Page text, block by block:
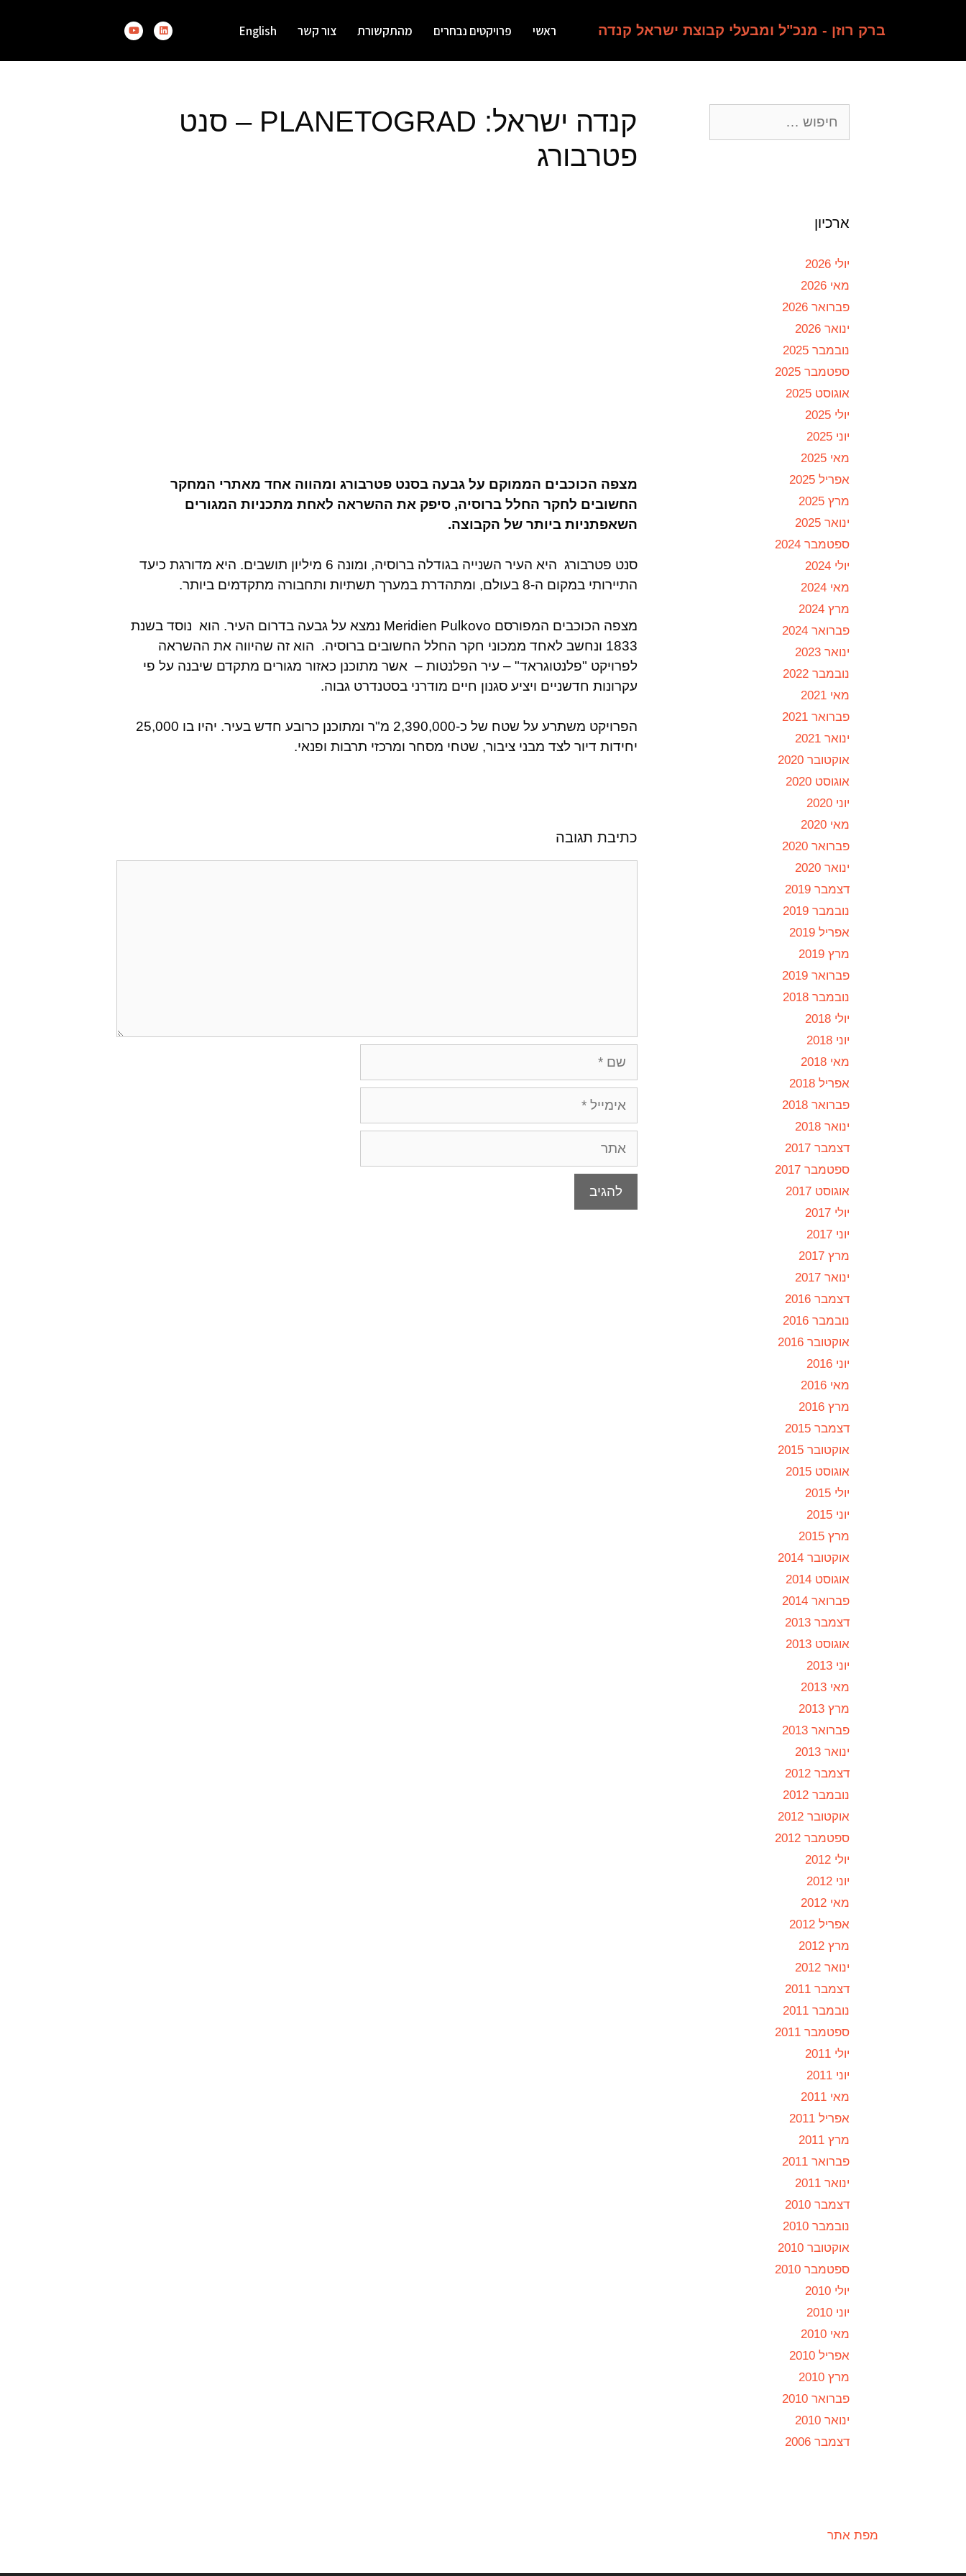
ברק רוזן - מנכ"ל ומבעלי קבוצת ישראל קנדה ראשי פרויקטים נבחרים מהתקשורת צור קשר English
קנדה ישראל: PLANETOGRAD – סנט
פטרבורג
מצפה הכוכבים הממוקם על גבעה בסנט פטרבורג ומהווה אחד מאתרי המחקר
החשובים לחקר החלל ברוסיה, סיפק את ההשראה לאחת מתכניות המגורים
השאפתניות ביותר של הקבוצה.
סנט פטרבורג היא העיר השנייה בגודלה ברוסיה, ומונה 6 מיליון תושבים. היא מדורגת כיעד
התיירותי במקום ה-8 בעולם, ומתהדרת במערך תשתיות ותחבורה מתקדמים ביותר.
מצפה הכוכבים המפורסם Meridien Pulkovo נמצא על גבעה בדרום העיר. הוא נוסד בשנת
1833 ונחשב לאחד ממכוני חקר החלל החשובים ברוסיה. הוא זה שהיווה את ההשראה
לפרויקט "פלנטוגראד" – עיר הפלנטות – אשר מתוכנן כאזור מגורים מתקדם שיבנה על פי
עקרונות חדשניים ויציע סגנון חיים מודרני בסטנדרט גבוה.
הפרויקט משתרע על שטח של כ-2,390,000 מ"ר ומתוכנן כרובע חדש בעיר. יהיו בו 25,000
יחידות דיור לצד מבני ציבור, שטחי מסחר ומרכזי תרבות ופנאי.
כתיבת תגובה
ארכיון
יולי 2026
מאי 2026
פברואר 2026
ינואר 2026
נובמבר 2025
ספטמבר 2025
אוגוסט 2025
יולי 2025
יוני 2025
מאי 2025
אפריל 2025
מרץ 2025
ינואר 2025
ספטמבר 2024
יולי 2024
מאי 2024
מרץ 2024
פברואר 2024
ינואר 2023
נובמבר 2022
מאי 2021
פברואר 2021
ינואר 2021
אוקטובר 2020
אוגוסט 2020
יוני 2020
מאי 2020
פברואר 2020
ינואר 2020
דצמבר 2019
נובמבר 2019
אפריל 2019
מרץ 2019
פברואר 2019
נובמבר 2018
יולי 2018
יוני 2018
מאי 2018
אפריל 2018
פברואר 2018
ינואר 2018
דצמבר 2017
ספטמבר 2017
אוגוסט 2017
יולי 2017
יוני 2017
מרץ 2017
ינואר 2017
דצמבר 2016
נובמבר 2016
אוקטובר 2016
יוני 2016
מאי 2016
מרץ 2016
דצמבר 2015
אוקטובר 2015
אוגוסט 2015
יולי 2015
יוני 2015
מרץ 2015
אוקטובר 2014
אוגוסט 2014
פברואר 2014
דצמבר 2013
אוגוסט 2013
יוני 2013
מאי 2013
מרץ 2013
פברואר 2013
ינואר 2013
דצמבר 2012
נובמבר 2012
אוקטובר 2012
ספטמבר 2012
יולי 2012
יוני 2012
מאי 2012
אפריל 2012
מרץ 2012
ינואר 2012
דצמבר 2011
נובמבר 2011
ספטמבר 2011
יולי 2011
יוני 2011
מאי 2011
אפריל 2011
מרץ 2011
פברואר 2011
ינואר 2011
דצמבר 2010
נובמבר 2010
אוקטובר 2010
ספטמבר 2010
יולי 2010
יוני 2010
מאי 2010
אפריל 2010
מרץ 2010
פברואר 2010
ינואר 2010
דצמבר 2006
מפת אתר